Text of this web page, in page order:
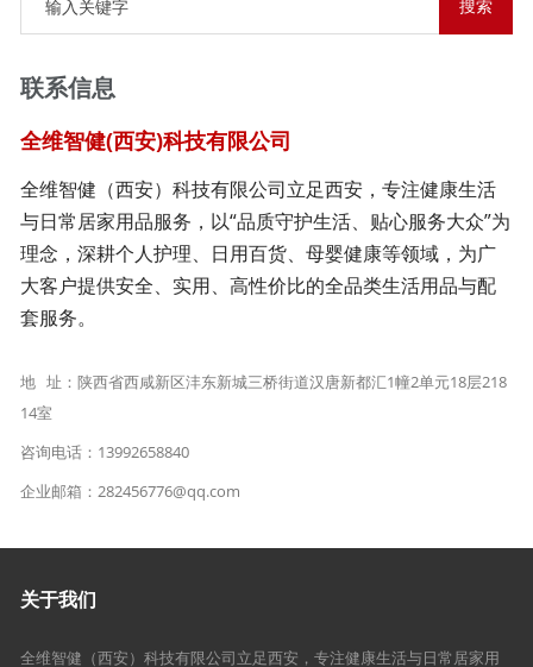
联系信息
全维智健(西安)科技有限公司
全维智健（西安）科技有限公司立足西安，专注健康生活
与日常居家用品服务，以“品质守护生活、贴心服务大众”为
理念，深耕个人护理、日用百货、母婴健康等领域，为广
大客户提供安全、实用、高性价比的全品类生活用品与配
套服务。
地 址：陕西省西咸新区沣东新城三桥街道汉唐新都汇1幢2单元18层218
14室
咨询电话：13992658840
企业邮箱：282456776@qq.com
关于我们
全维智健（西安）科技有限公司立足西安，专注健康生活与日常居家用